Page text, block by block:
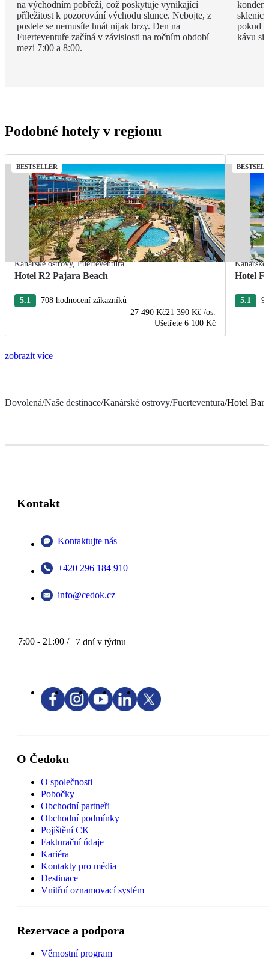
na východním pobřeží, což poskytuje vynikající
příležitost k pozorování východu slunce. Nebojte, z
postele se nemusíte hnát nijak brzy. Den na
Fuerteventuře začíná v závislosti na ročním období
mezi 7:00 a 8:00.
pokud
kávu si
Podobné hotely v regionu
BESTSELLER
Kanárské ostrovy,Fuerteventura
Hotel R2 Pajara Beach
5.1
708 hodnocení zákazníků
27 490 Kč21 390 Kč /os.
Ušetřete 6 100 Kč
Kanárské
Hotel
5.1
zobrazit více
Dovolená/Naše destinace/Kanárské ostrovy/Fuerteventura/Hotel
Kontakt
Kontaktujte nás
+420 296 184 910
info@cedok.cz
7:00 - 21:00 / 7 dní v týdnu
O Čedoku
O společnosti
Pobočky
Obchodní partneři
Obchodní podmínky
Pojištění CK
Fakturační údaje
Kariéra
Kontakty pro média
Destinace
Vnitřní oznamovací systém
Rezervace a podpora
Věrnostní program